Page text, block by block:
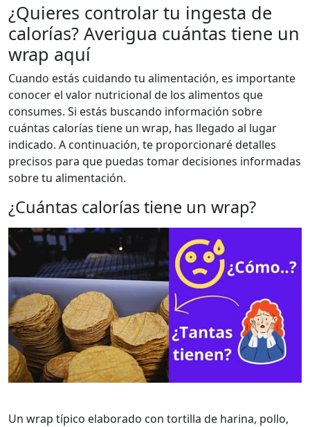
¿Quieres controlar tu ingesta de
calorías? Averigua cuántas tiene un
wrap aquí
Cuando estás cuidando tu alimentación, es importante
conocer el valor nutricional de los alimentos que
consumes. Si estás buscando información sobre
cuántas calorías tiene un wrap, has llegado al lugar
indicado. A continuación, te proporcionaré detalles
precisos para que puedas tomar decisiones informadas
sobre tu alimentación.
¿Cuántas calorías tiene un wrap?
Un wrap típico elaborado con tortilla de harina, pollo,